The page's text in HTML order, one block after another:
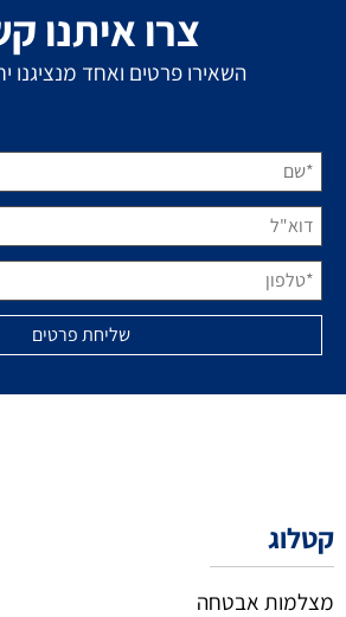
צרו איתנו
השאירו פרטים ואחד מנציגנו
קטלוג
מצלמות אבטחה